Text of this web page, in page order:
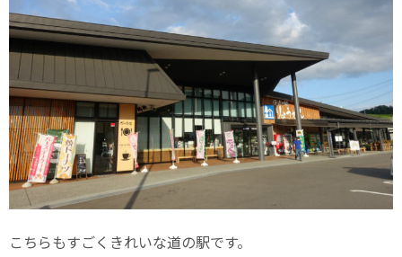
こちらもすごくきれいな道の駅です。